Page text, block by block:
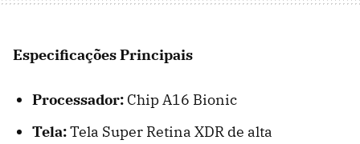
Especificações Principais
Processador: Chip A16 Bionic
Tela:Tela Super Retina XDR de alta